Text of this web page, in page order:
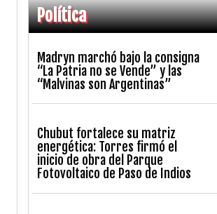
Política
Madryn marchó bajo la consigna
“La Patria no se Vende” y las
“Malvinas son Argentinas”
Chubut fortalece su matriz
energética: Torres firmó el
inicio de obra del Parque
Fotovoltaico de Paso de Indios